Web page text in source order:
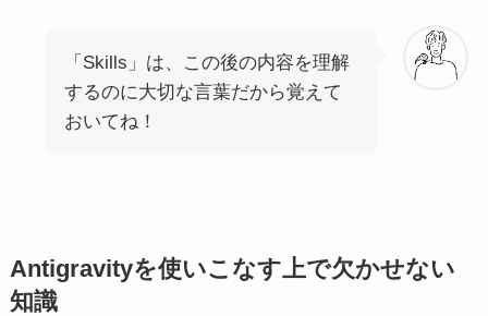
「Skills」は、この後の内容を理解
するのに大切な言葉だから覚えて
おいてね！
Antigravityを使いこなす上で欠かせない
知識